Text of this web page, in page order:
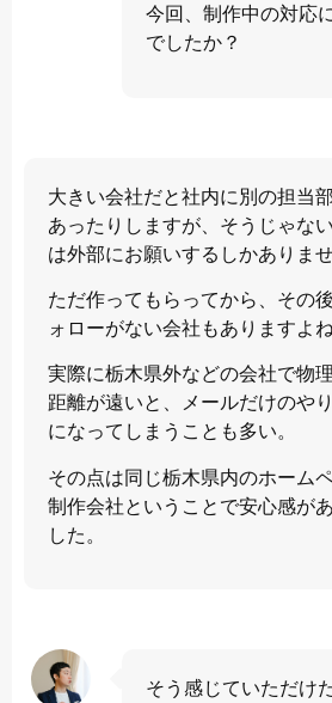
今回、制作中の対応
でしたか？
大きい会社だと社内に別の担当
あったりしますが、そうじゃな
は外部にお願いするしかありませ
ただ作ってもらってから、その
ォローがない会社もありますよね
実際に栃木県外などの会社で物
距離が遠いと、メールだけのや
になってしまうことも多い。
その点は同じ栃木県内のホーム
制作会社ということで安心感が
した。
そう感じていただけ